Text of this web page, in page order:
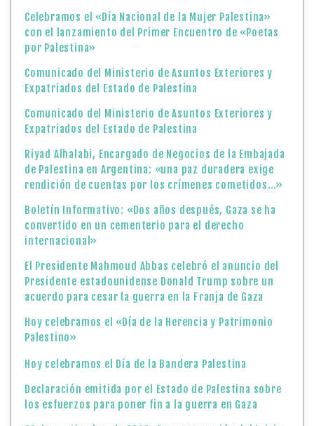
Celebramos el «Día Nacional de la Mujer Palestina»
con el lanzamiento del Primer Encuentro de «Poetas
por Palestina»
Comunicado del Ministerio de Asuntos Exteriores y
Expatriados del Estado de Palestina
Comunicado del Ministerio de Asuntos Exteriores y
Expatriados del Estado de Palestina
Riyad Alhalabi, Encargado de Negocios de la Embajada
de Palestina en Argentina: «una paz duradera exige
rendición de cuentas por los crímenes cometidos…»
Boletín Informativo: «Dos años después, Gaza se ha
convertido en un cementerio para el derecho
internacional»
El Presidente Mahmoud Abbas celebró el anuncio del
Presidente estadounidense Donald Trump sobre un
acuerdo para cesar la guerra en la Franja de Gaza
Hoy celebramos el «Día de la Herencia y Patrimonio
Palestino»
Hoy celebramos el Día de la Bandera Palestina
Declaración emitida por el Estado de Palestina sobre
los esfuerzos para poner fin a la guerra en Gaza